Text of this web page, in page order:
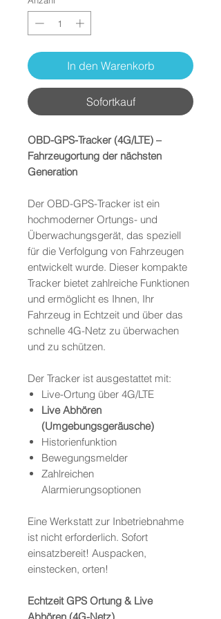
In den Warenkorb
Sofortkauf
OBD-GPS-Tracker (4G/LTE) –
Fahrzeugortung der nächsten
Generation
Der OBD-GPS-Tracker ist ein
hochmoderner Ortungs- und
Überwachungsgerät, das speziell
für die Verfolgung von Fahrzeugen
entwickelt wurde. Dieser kompakte
Tracker bietet zahlreiche Funktionen
und ermöglicht es Ihnen, Ihr
Fahrzeug in Echtzeit und über das
schnelle 4G-Netz zu überwachen
und zu schützen.
Der Tracker ist ausgestattet mit:
Live-Ortung über 4G/LTE
Live Abhören
(Umgebungsgeräusche)
Historienfunktion
Bewegungsmelder
Zahlreichen
Alarmierungsoptionen
Eine Werkstatt zur Inbetriebnahme
ist nicht erforderlich. Sofort
einsatzbereit! Auspacken,
einstecken, orten!
Echtzeit GPS Ortung & Live